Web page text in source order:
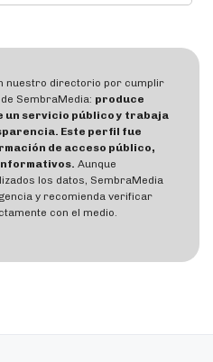
nuestro directorio por cumplir
SembraMedia: produce
servicio público y trabaja
Este perfil fue
de acceso público,
Aunque
los datos, SembraMedia
y recomienda verificar
con el medio.